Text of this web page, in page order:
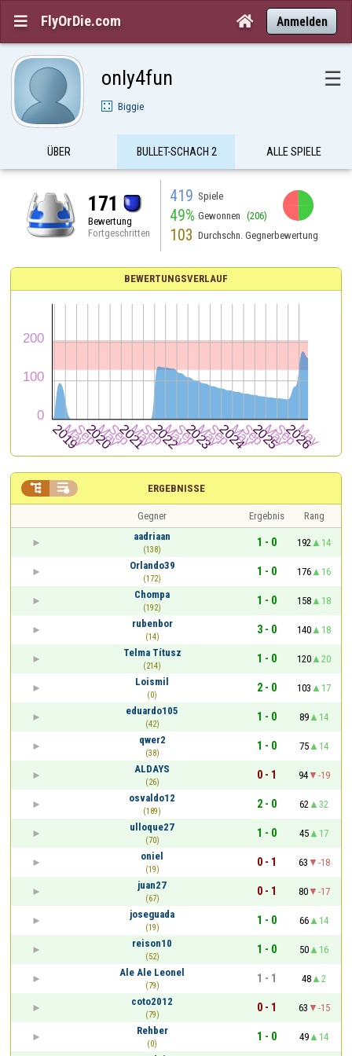
 FlyOrDie.com  Anmelden
only4fun ☰
Biggie
ÜBER BULLET-SCHACH 2 ALLE SPIELE
171
Bewertung
Fortgeschritten
419 Spiele
49% Gewonnen (206)
103 Durchschn. Gegnerbewertung
BEWERTUNGSVERLAUF
ERGEBNISSE
 
Gegner Ergebnis
Rang
aadriaan
(138)
1 - 0 192
14
Orlando39
(172)
1 - 0 176
16
Chompa
(192)
1 - 0 158
18
rubenbor
(14)
3 - 0 140
18
Telma Títusz
(214)
1 - 0 120
20
Loismil
(0)
2 - 0 103
17
eduardo105
(42)
1 - 0 89
14
qwer2
(38)
1 - 0 75
14
ALDAYS
(26)
0 - 1 94
-19
osvaldo12
(189)
2 - 0 62
32
ulloque27
(70)
1 - 0 45
17
oniel
(19)
0 - 1 63
-18
juan27
(67)
0 - 1 80
-17
joseguada
(19)
1 - 0 66
14
reison10
(52)
1 - 0 50
16
Ale Ale Leonel
(79)
1 - 1 48
2
coto2012
(79)
0 - 1 63
-15
Rehber
(0)
1 - 0 49
14